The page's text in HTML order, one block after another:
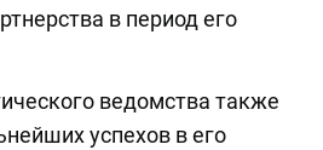
в период его
ведомства также
успехов в его